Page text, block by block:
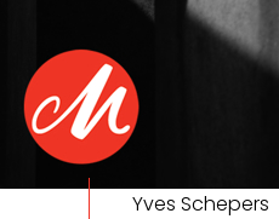
Yves Schepers